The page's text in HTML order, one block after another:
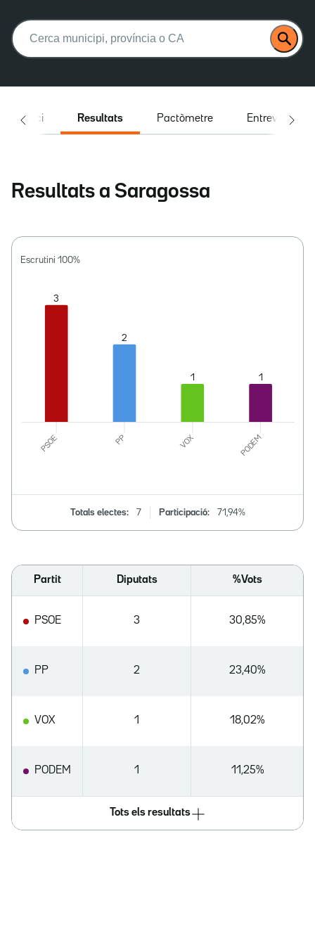
Buscar:
Inici Resultats Pactòmetre Entrevistes
Resultats a Saragossa
Escrutini 100%
Totals electes: 7 Participació: 71,94%
Partit Diputats %Vots
PSOE 3 30,85%
PP 2 23,40%
VOX 1 18,02%
PODEM 1 11,25%
Tots els resultats